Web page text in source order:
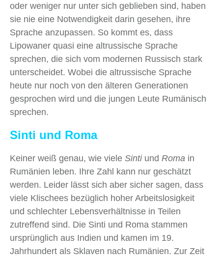
oder weniger nur unter sich geblieben sind, haben
sie nie eine Notwendigkeit darin gesehen, ihre
Sprache anzupassen. So kommt es, dass
Lipowaner quasi eine altrussische Sprache
sprechen, die sich vom modernen Russisch stark
unterscheidet. Wobei die altrussische Sprache
heute nur noch von den älteren Generationen
gesprochen wird und die jungen Leute Rumänisch
sprechen.
Sinti und Roma
Keiner weiß genau, wie viele Sintiund Roma in
Rumänien leben. Ihre Zahl kann nur geschätzt
werden. Leider lässt sich aber sicher sagen, dass
viele Klischees bezüglich hoher Arbeitslosigkeit
und schlechter Lebensverhältnisse in Teilen
zutreffend sind. Die Sinti und Roma stammen
ursprünglich aus Indien und kamen im 19.
Jahrhundert als Sklaven nach Rumänien. Zur Zeit